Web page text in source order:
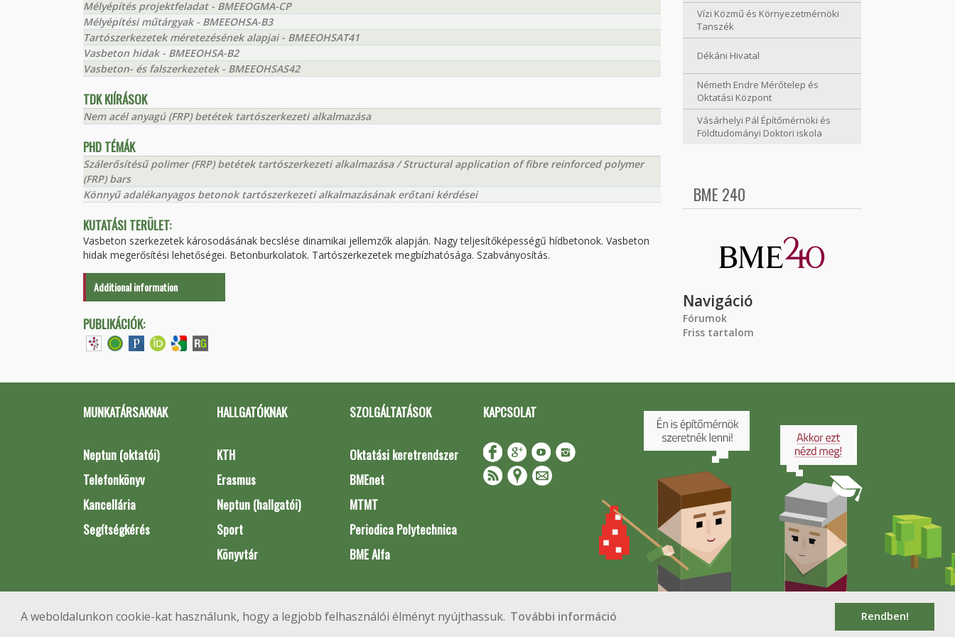
A weboldalunkon cookie-kat használunk, hogy a legjobb felhasználói élményt nyújthassuk. További információ Rendben!
Mélyépítés projektfeladat - BMEEOGMA-CP
Mélyépítési műtárgyak - BMEEOHSA-B3
Tartószerkezetek méretezésének alapjai - BMEEOHSAT41
Vasbeton hidak - BMEEOHSA-B2
Vasbeton- és falszerkezetek - BMEEOHSAS42
TDK KIÍRÁSOK
Nem acél anyagú (FRP) betétek tartószerkezeti alkalmazása
PHD TÉMÁK
Szálerősítésű polimer (FRP) betétek tartószerkezeti alkalmazása / Structural application of fibre reinforced polymer
(FRP) bars
Könnyű adalékanyagos betonok tartószerkezeti alkalmazásának erőtani kérdései
KUTATÁSI TERÜLET:
Vasbeton szerkezetek károsodásának becslése dinamikai jellemzők alapján. Nagy teljesítőképességű hídbetonok. Vasbeton
hidak megerősítési lehetőségei. Betonburkolatok. Tartószerkezetek megbízhatósága. Szabványosítás.
Additional information
PUBLIKÁCIÓK:
Vízi Közmű és Környezetmérnöki
Tanszék
Dékáni Hivatal
Németh Endre Mérőtelep és
Oktatási Központ
Vásárhelyi Pál Építőmérnöki és
Földtudományi Doktori iskola
BME 240
Navigáció
Fórumok
Friss tartalom
MUNKATÁRSAKNAK
Neptun (oktatói)
Telefonkönyv
Kancellária
Segítségkérés
HALLGATÓKNAK
KTH
Erasmus
Neptun (hallgatói)
Sport
Könyvtár
SZOLGÁLTATÁSOK
Oktatási keretrendszer
BMEnet
MTMT
Periodica Polytechnica
BME Alfa
KAPCSOLAT
Impresszum
Copyright © 2020 BME Építőmérnöki Kar
1111 Budapest, Műegyetem rkp. 3.
+36 1 463 3531